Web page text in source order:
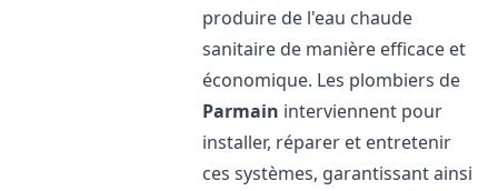
produire de l'eau chaude
sanitaire de manière efficace et
économique. Les plombiers de
Parmain interviennent pour
installer, réparer et entretenir
ces systèmes, garantissant ainsi